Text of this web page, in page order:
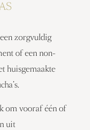
zorgvuldig
of een non-
huisgemaakte
om vooraf één of
uit